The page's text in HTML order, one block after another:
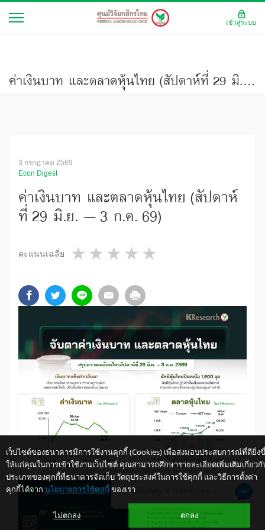
ค่าเงินบาท และตลาดหุ้นไทย (สัปดาห์ที่ 29 มิ.ย. – 3 ก.ค. 69)
3 กรกฎาคม 2569
Econ Digest
ค่าเงินบาท และตลาดหุ้นไทย (สัปดาห์
ที่ 29 มิ.ย. – 3 ก.ค. 69)
คะแนนเฉลี่ย 4 stars
3 stars
2 stars
1 star
เว็บไซต์ของธนาคารมีการใช้งานคุกกี้ (Cookies) เพื่อส่งมอบประสบการณ์ที่ดียิ่ง
ให้แก่คุณในการเข้าใช้งานเว็บไซต์ คุณสามารถศึกษารายละเอียดเพิ่มเติมเกี่ยวกั
ประเภทของคุกกี้ที่ธนาคารจัดเก็บ วัตถุประสงค์ในการใช้คุกกี้ และวิธีการตั้งค่า
คุกกี้ได้จาก นโยบายการใช้คุกกี้ ของเรา
ไม่ตกลง ตกลง
เข้าสู่ระบบ
ให้ K-Buddy ช่วยเหลือคุณ